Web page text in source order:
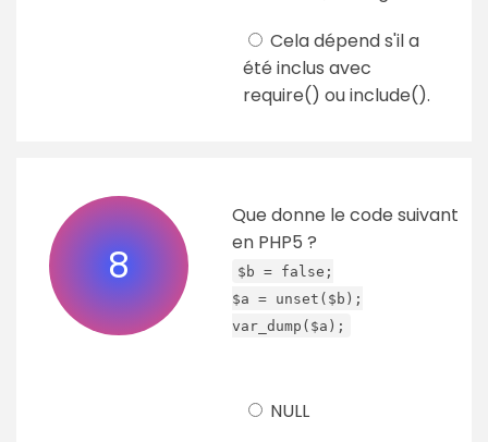
Cela dépend s'il a
été inclus avec
require() ou include().
8
Que donne le code suivant
en PHP5 ?
$b = false;
$a = unset($b);
var_dump($a);
NULL